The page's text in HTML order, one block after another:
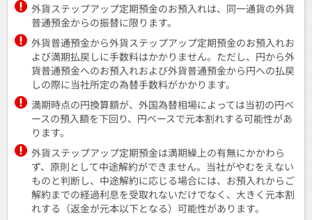
外貨ステップアップ定期預金のお預入れは、同一通貨の外貨
普通預金からの振替に限ります。
外貨普通預金から外貨ステップアップ定期預金のお預入れお
よび満期払戻しに手数料はかかりません。ただし、円から外
貨普通預金へのお預入れおよび外貨普通預金から円への払戻
しの際に当社所定の為替手数料がかかります。
満期時点の円換算額が、外国為替相場によっては当初の円ベ
ースの預入額を下回り、円ベースで元本割れする可能性があ
ります。
外貨ステップアップ定期預金は満期繰上の有無にかかわら
ず、原則として中途解約ができません。当社がやむをえない
ものと判断し、中途解約に応じる場合には、お預入れからご
解約までの経過利息を受取れないだけでなく、大きく元本割
れする（返金が元本以下となる）可能性があります。